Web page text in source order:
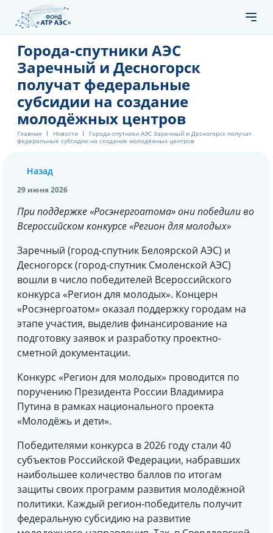
Города-спутники АЭС
Заречный и Десногорск
получат федеральные
субсидии на создание
молодёжных центров
Главная Новости
Города-спутники АЭС Заречный и Десногорск получат
федеральные субсидии на создание молодёжных центров
Назад
29 июня 2026
При поддержке «Росэнергоатома» они победили во
Всероссийском конкурсе «Регион для молодых»
Заречный (город-спутник Белоярской АЭС) и
Десногорск (город-спутник Смоленской АЭС)
вошли в число победителей Всероссийского
конкурса «Регион для молодых». Концерн
«Росэнергоатом» оказал поддержку городам на
этапе участия, выделив финансирование на
подготовку заявок и разработку проектно-
сметной документации.
Конкурс «Регион для молодых» проводится по
поручению Президента России Владимира
Путина в рамках национального проекта
«Молодёжь и дети».
Победителями конкурса в 2026 году стали 40
субъектов Российской Федерации, набравших
наибольшее количество баллов по итогам
защиты своих программ развития молодёжной
политики. Каждый регион-победитель получит
федеральную субсидию на развитие